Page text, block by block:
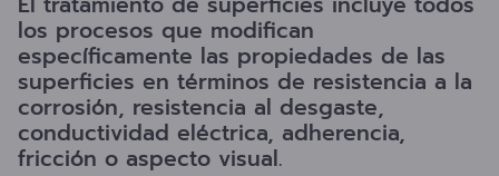
los procesos que modifican
específicamente las propiedades de las
superficies en términos de resistencia a la
corrosión, resistencia al desgaste,
conductividad eléctrica, adherencia,
fricción o aspecto visual.